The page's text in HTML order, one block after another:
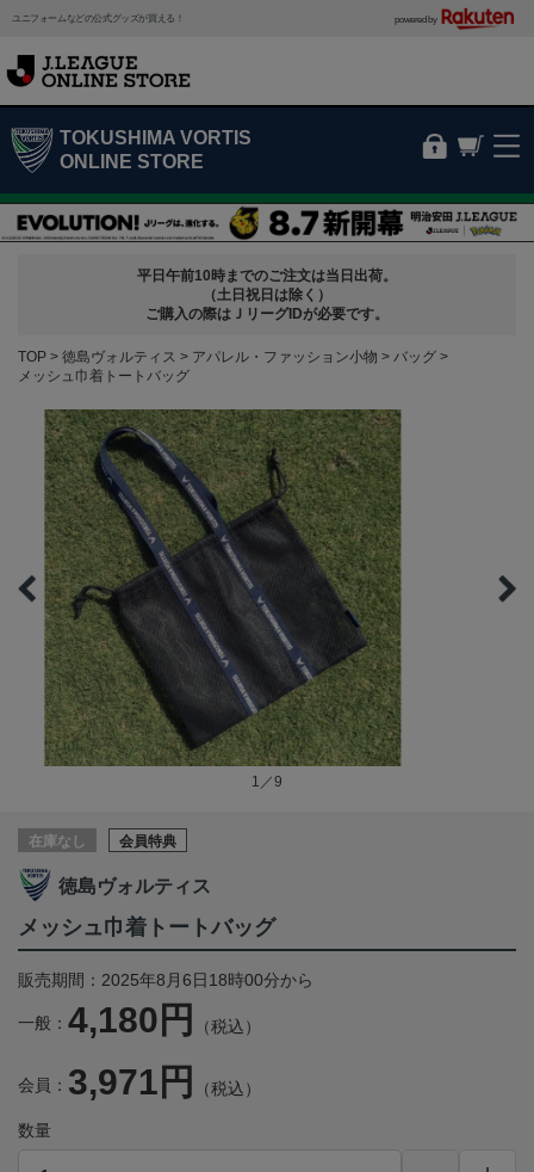
ユニフォームなどの公式グッズが買える！ powered by
TOKUSHIMA VORTIS
ONLINE STORE
平日午前10時までのご注文は当日出荷。
（土日祝日は除く）
ご購入の際はＪリーグIDが必要です。
TOP 徳島ヴォルティス アパレル・ファッション小物
バッグ
メッシュ巾着トートバッグ
1／9
在庫なし 会員特典
徳島ヴォルティス
メッシュ巾着トートバッグ
販売期間：2025年8月6日18時00分から
一般： 4,180円 （税込）
会員： 3,971円 （税込）
数量